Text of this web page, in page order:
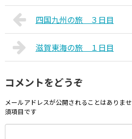
四国九州の旅 ３日目
滋賀東海の旅 １日目
コメントをどうぞ
メールアドレスが公開されることはありませ
須項目です